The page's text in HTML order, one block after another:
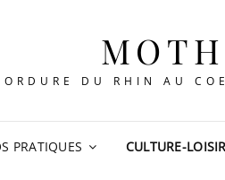
DU RHIN AU
PRATIQUES CULTURE-